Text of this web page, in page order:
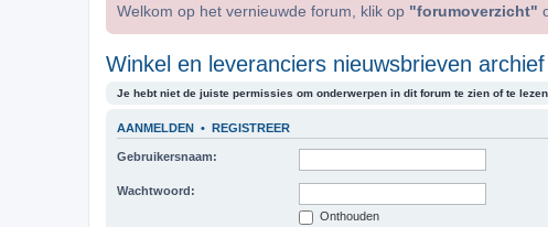
Welkom op het vernieuwde forum, klik op "forumoverzicht"
Winkel en leveranciers nieuwsbrieven archief
Je hebt niet de juiste permissies om onderwerpen in dit forum te zien of te lezen.
AANMELDEN • REGISTREER
Gebruikersnaam:
Wachtwoord:
Onthouden